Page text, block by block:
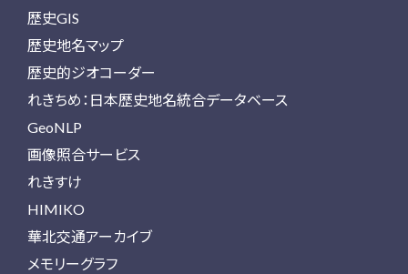
歴史GIS
歴史地名マップ
歴史的ジオコーダー
れきちめ：日本歴史地名統合データベース
GeoNLP
画像照合サービス
れきすけ
HIMIKO
華北交通アーカイブ
メモリーグラフ